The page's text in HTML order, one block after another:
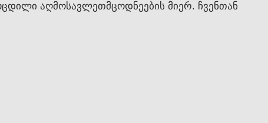
აღმოსავლეთმცოდნეების მიერ. ჩვენთან